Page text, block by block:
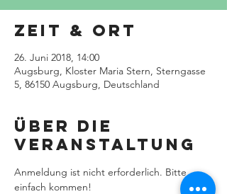
Zeit & Ort
26. Juni 2018, 14:00
Augsburg, Kloster Maria Stern, Sterngasse
5, 86150 Augsburg, Deutschland
Über die
Veranstaltung
Anmeldung ist nicht erforderlich. Bitte
einfach kommen!